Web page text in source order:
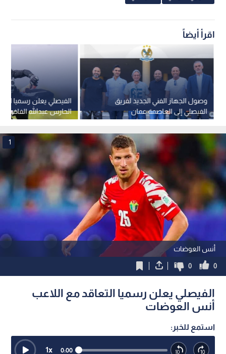
اقرأ أيضاً
الفيصلي يعلن رسميا
الحارس عبدالله الفاخوري
وصول الجهاز الفني الجديد لفريق
الفيصلي إلى العاصمة عمان
أنس العوضات
1
0
0
الفيصلي يعلن رسميا التعاقد مع اللاعب
أنس العوضات
استمع للخبر:
0:00
1x